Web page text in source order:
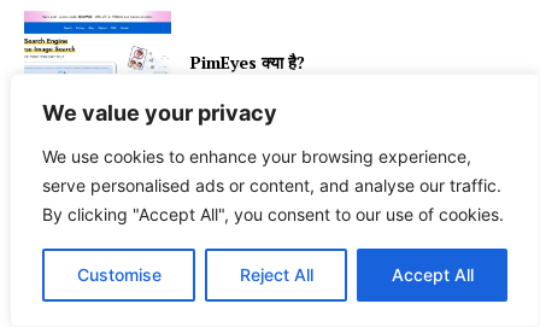
We value your privacy
We use cookies to enhance your browsing experience,
serve personalised ads or content, and analyse our traffic.
By clicking "Accept All", you consent to our use of cookies.
Customise Reject All Accept All
PimEyes क्या है?
More like this
RELATED